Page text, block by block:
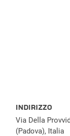
INDIRIZZO
Via Della
(Padova), Italia